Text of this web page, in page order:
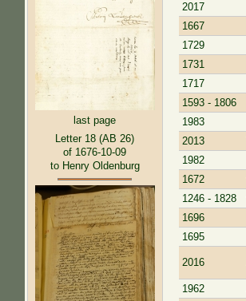
last page
Letter 18 (AB 26)
of 1676-10-09
to Henry Oldenburg
2017
1667
1729
1731
1717
1593 - 1806
1983
2013
1982
1672
1246 - 1828
1696
1695
2016
1962